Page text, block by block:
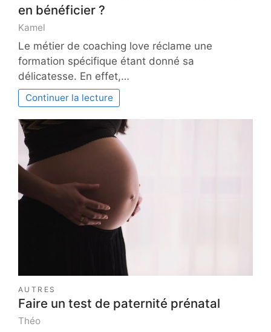
en bénéficier ?
Kamel
Le métier de coaching love réclame une
formation spécifique étant donné sa
délicatesse. En effet,…
Continuer la lecture
AUTRES
Faire un test de paternité prénatal
Théo